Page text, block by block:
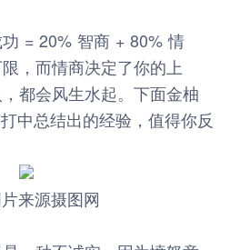
= 20% 智商 + 80% 情
，而情商决定了你的上
都会风生水起。下面金柚
中总结出的经验，值得你反
来源摄图网